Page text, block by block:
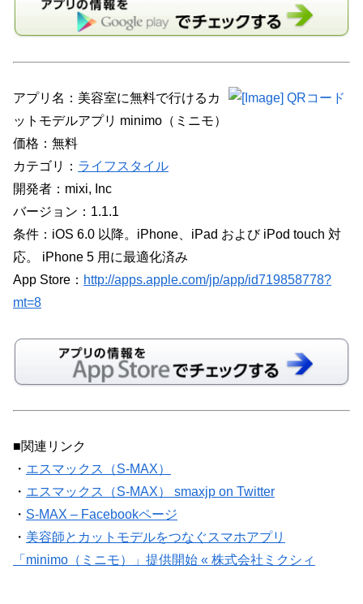
アプリ名：美容室に無料で行けるカ
ットモデルアプリ minimo（ミニモ）
価格：無料
カテゴリ： ライフスタイル
開発者：mixi, Inc
バージョン：1.1.1
条件：iOS 6.0 以降。iPhone、iPad および iPod touch 対
応。 iPhone 5 用に最適化済み
App Store： http://apps.apple.com/jp/app/id719858778?
mt=8
■関連リンク
・ エスマックス（S-MAX）
・ エスマックス（S-MAX） smaxjp on Twitter
・ S-MAX – Facebookページ
・ 美容師とカットモデルをつなぐスマホアプリ
「minimo（ミニモ）」提供開始 « 株式会社ミクシィ